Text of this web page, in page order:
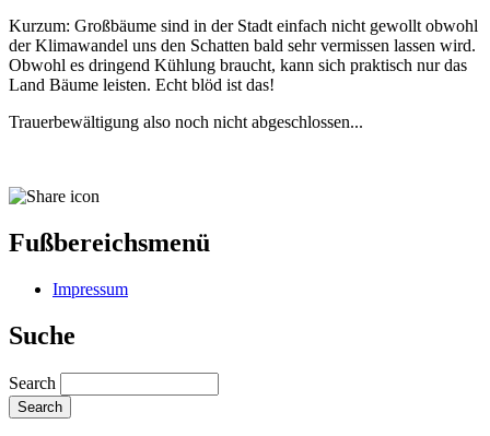
Kurzum: Großbäume sind in der Stadt einfach nicht gewollt obwohl
der Klimawandel uns den Schatten bald sehr vermissen lassen wird.
Obwohl es dringend Kühlung braucht, kann sich praktisch nur das
Land Bäume leisten. Echt blöd ist das!
Trauerbewältigung also noch nicht abgeschlossen...
Fußbereichsmenü
Impressum
Suche
Search